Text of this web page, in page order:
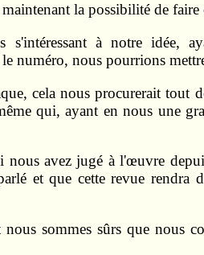
la possibilité de
s'intéressant à notre idée,
numéro, nous pourrions
cela nous procurerait tout
qui, ayant en nous une
nous avez jugé à l'œuvre
et que cette revue rendra
sommes sûrs que nous